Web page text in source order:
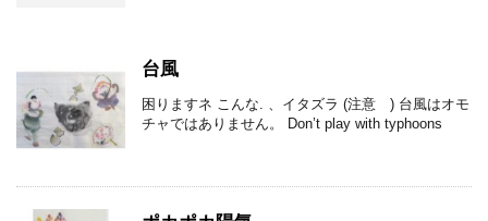
台風
困りますネ こんな. 、イタズラ (注意 ) 台風はオモ
チャではありません。 Don’t play with typhoons